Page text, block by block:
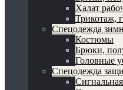
Халат
Трикотаж,
Спецодежда
Костюмы
Брюки,
Головные
Спецодежда
Сигнальная